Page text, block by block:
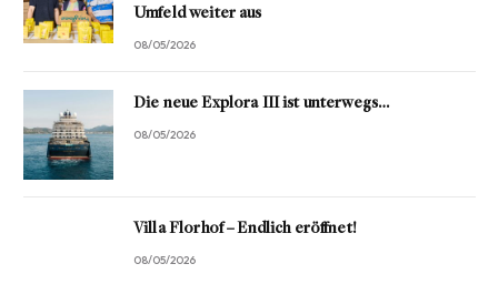
Umfeld weiter aus
08/05/2026
Die neue Explora III ist unterwegs…
08/05/2026
Villa Florhof – Endlich eröffnet!
08/05/2026